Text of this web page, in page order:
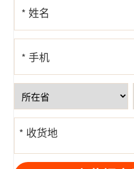
* 姓名
* 手机
号
* 收货地
址